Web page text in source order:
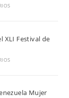
XLI Festival de
Mujer